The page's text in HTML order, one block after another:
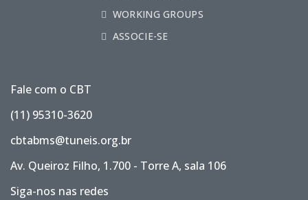
WORKING GROUPS
ASSOCIE-SE
Fale com o CBT
(11) 95310-3620
cbtabms@tuneis.org.br
Av. Queiroz Filho, 1.700 - Torre A, sala 106
Siga-nos nas redes